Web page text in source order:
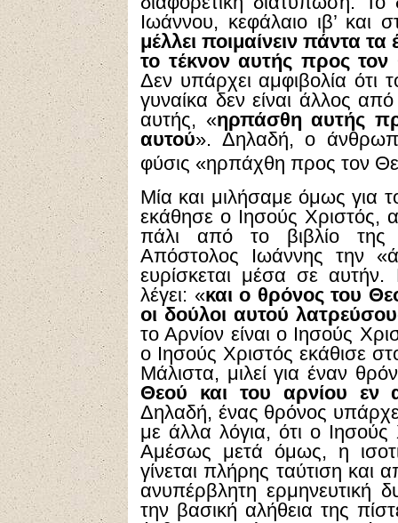
Ιωάννου, κεφάλαιο ιβ’ και
μέλλει ποιμαίνειν πάντα
το τέκνον αυτής προς
Δεν υπάρχει αμφιβολία ότι
γυναίκα δεν είναι άλλος
αυτής, «ηρπάσθη αυτής
αυτού». Δηλαδή, ο
φύσις «ηρπάχθη προς τον
Μία και μιλήσαμε όμως για
εκάθησε ο Ιησούς Χριστός,
πάλι από το βιβλίο της
Απόστολος Ιωάννης την
ευρίσκεται μέσα σε
λέγει: «και ο θρόνος του
οι δούλοι αυτού
το Αρνίον είναι ο Ιησούς
ο Ιησούς Χριστός εκάθισε
Μάλιστα, μιλεί για έναν
Θεού και του αρνίου εν
Δηλαδή, ένας θρόνος
με άλλα λόγια, ότι ο
Αμέσως μετά όμως, η
γίνεται πλήρης ταύτιση και
ανυπέρβλητη ερμηνευτική
την βασική αλήθεια της